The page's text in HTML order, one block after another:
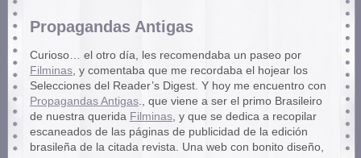
Propagandas Antigas
Curioso… el otro día, les recomendaba un paseo por
Filminas, y comentaba que me recordaba el hojear los
Selecciones del Reader’s Digest. Y hoy me encuentro con
Propagandas Antigas., que viene a ser el primo Brasileiro
de nuestra querida Filminas, y que se dedica a recopilar
escaneados de las páginas de publicidad de la edición
brasileña de la citada revista. Una web con bonito diseño,